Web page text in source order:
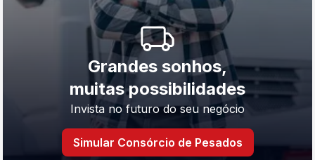
Grandes sonhos,
muitas possibilidades
Invista no futuro do seu negócio
Simular Consórcio de Pesados